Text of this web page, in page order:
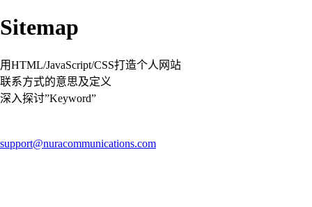
Sitemap
用HTML/JavaScript/CSS打造个人网站
联系方式的意思及定义
深入探讨”Keyword”
support@nuracommunications.com